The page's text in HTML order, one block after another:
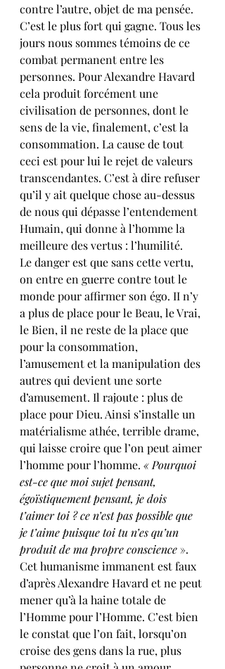
contre l’autre, objet de ma pensée.
C’est le plus fort qui gagne. Tous les
jours nous sommes témoins de ce
combat permanent entre les
personnes. Pour Alexandre Havard
cela produit forcément une
civilisation de personnes, dont le
sens de la vie, finalement, c’est la
consommation. La cause de tout
ceci est pour lui le rejet de valeurs
transcendantes. C’est à dire refuser
qu’il y ait quelque chose au-dessus
de nous qui dépasse l’entendement
Humain, qui donne à l’homme la
meilleure des vertus : l’humilité.
Le danger est que sans cette vertu,
on entre en guerre contre tout le
monde pour affirmer son égo. II n’y
a plus de place pour le Beau, le Vrai,
le Bien, il ne reste de la place que
pour la consommation,
l’amusement et la manipulation des
autres qui devient une sorte
d’amusement. Il rajoute : plus de
place pour Dieu. Ainsi s’installe un
matérialisme athée, terrible drame,
qui laisse croire que l’on peut aimer
l’homme pour l’homme. « Pourquoi
est-ce que moi sujet pensant,
égoïstiquement pensant, je dois
t’aimer toi ? ce n’est pas possible que
je t’aime puisque toi tu n’es qu’un
produit de ma propre conscience ».
Cet humanisme immanent est faux
d’après Alexandre Havard et ne peut
mener qu’à la haine totale de
l’Homme pour l’Homme. C’est bien
le constat que l’on fait, lorsqu’on
croise des gens dans la rue, plus